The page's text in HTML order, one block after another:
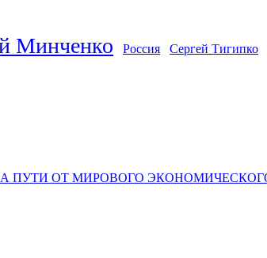
Минченко Россия Сергей Тигипко
ПУТИ ОТ МИРОВОГО